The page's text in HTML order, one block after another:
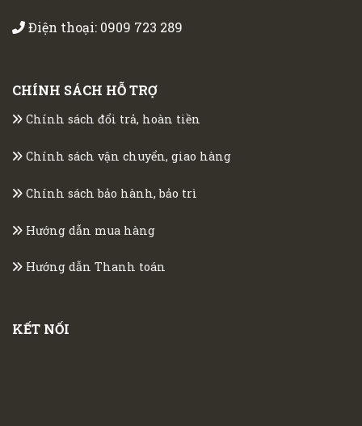
Điện thoại: 0909 723 289
CHÍNH SÁCH HỖ TRỢ
Chính sách đổi trả, hoàn tiền
Chính sách vận chuyển, giao hàng
Chính sách bảo hành, bảo trì
Hướng dẫn mua hàng
Hướng dẫn Thanh toán
KẾT NỐI